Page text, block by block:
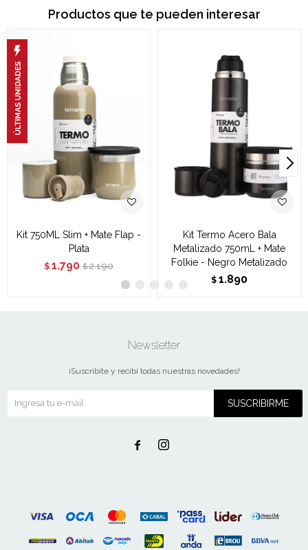
Productos que te pueden interesar
Kit 750ML Slim + Mate Flap -
Plata
$ 1.790 $ 2.190
Kit Termo Acero Bala
Metalizado 750mL + Mate
Folkie - Negro Metalizado
$ 1.890
Newsletter
¡Suscribite y recibí todas nuestras novedades!
SUSCRIBIRME
 